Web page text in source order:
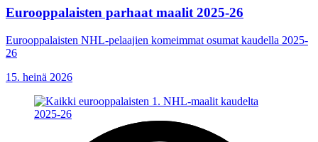
Eurooppalaisten parhaat maalit 2025-26
Eurooppalaisten NHL-pelaajien komeimmat osumat kaudella 2025-
26
15. heinä 2026